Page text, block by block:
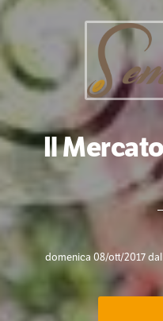
Il
domenica 08/ott/2017